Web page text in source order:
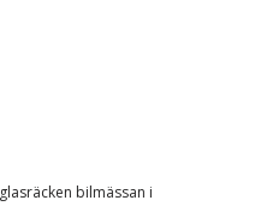
glasräcken bilmässan i